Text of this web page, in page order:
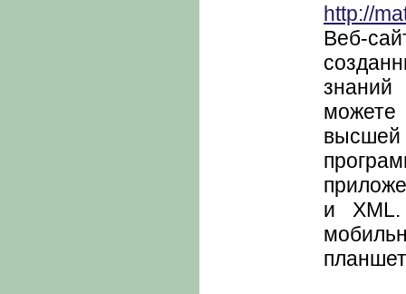
http://
Веб-
можете
и